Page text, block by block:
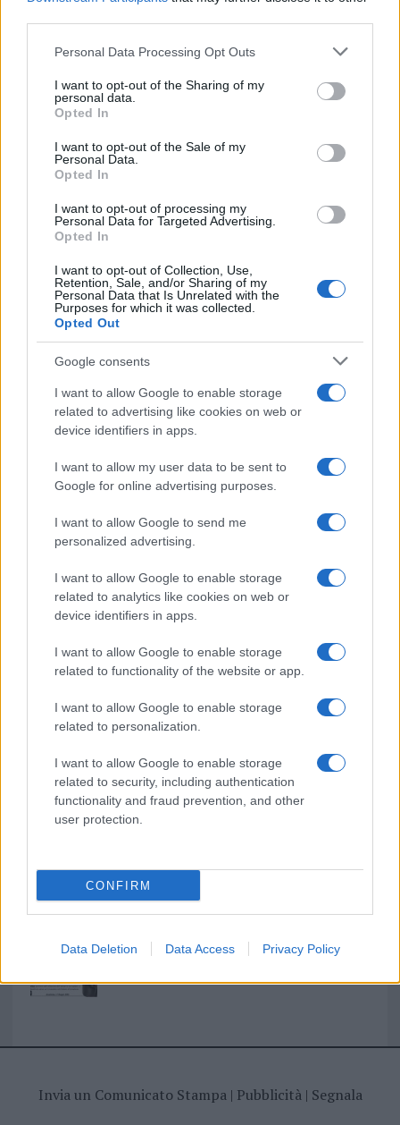
Please note that this website/app uses one or more Google
not limited to your visit or usage behaviour. You may click to
grant or deny consent to Google and its third-party tags to
use your data for below specified purposes in below Google
consent section.
Personal Data Processing Opt Outs
I want to opt-out of the Sharing of my
personal data.
Opted In
I want to opt-out of the Sale of my
Personal Data.
Opted In
I want to opt-out of processing my
Personal Data for Targeted Advertising.
Opted In
I want to opt-out of Collection, Use,
Retention, Sale, and/or Sharing of my
Personal Data that Is Unrelated with the
Purposes for which it was collected.
Opted Out
Google consents
I want to allow Google to enable storage
related to advertising like cookies on web or
device identifiers in apps.
I want to allow my user data to be sent to
Google for online advertising purposes.
I want to allow Google to send me
personalized advertising.
I want to allow Google to enable storage
related to analytics like cookies on web or
device identifiers in apps.
I want to allow Google to enable storage
related to functionality of the website or app.
I want to allow Google to enable storage
related to personalization.
I want to allow Google to enable storage
related to security, including authentication
functionality and fraud prevention, and other
user protection.
CONFIRM
Data Deletion Data Access Privacy Policy
Meteo Olbia 7 agosto, sole e caldo tornano
protagonisti
Test tunnel Olbia: rampe chiuse ancora fino a
fine agosto
Aggius conquista la classifica delle mete più
NECROLOGIE
Mario Malu
I nostri cari
I nostri cari
Giovannimaria Cabras
Invia un Comunicato Stampa| Pubblicità| Segnala